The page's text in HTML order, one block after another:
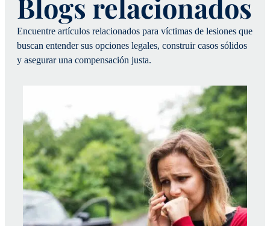
Blogs relacionados
Encuentre artículos relacionados para víctimas de lesiones que
buscan entender sus opciones legales, construir casos sólidos
y asegurar una compensación justa.